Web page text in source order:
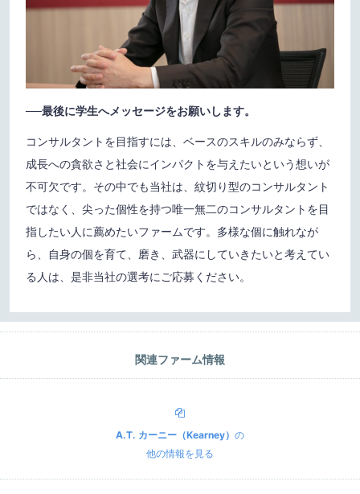
──最後に学生へメッセージをお願いします。
コンサルタントを目指すには、ベースのスキルのみならず、
成長への貪欲さと社会にインパクトを与えたいという想いが
不可欠です。その中でも当社は、紋切り型のコンサルタント
ではなく、尖った個性を持つ唯一無二のコンサルタントを目
指したい人に薦めたいファームです。多様な個に触れなが
ら、自身の個を育て、磨き、武器にしていきたいと考えてい
る人は、是非当社の選考にご応募ください。
関連ファーム情報
A.T. カーニー（Kearney） の
他の情報を見る